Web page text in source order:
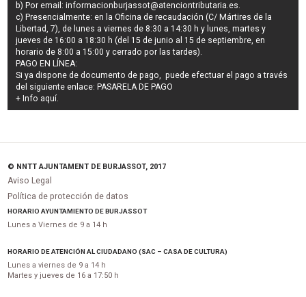
b) Por email:informacionburjassot@atenciontributaria.es.
c) Presencialmente: en la Oficina de recaudación (C/ Mártires de la
Libertad, 7), de lunes a viernes de 8:30 a 14:30 h y lunes, martes y
jueves de 16:00 a 18:30 h (del 15 de junio al 15 de septiembre, en
horario de 8:00 a 15:00 y cerrado por las tardes).
PAGO EN LÍNEA:
Si ya dispone de documento de pago, puede efectuar el pago a través
del siguiente enlace: PASARELA DE PAGO
+ Info aquí.
© NNTT AJUNTAMENT DE BURJASSOT, 2017
Aviso Legal
Política de protección de datos
HORARIO AYUNTAMIENTO DE BURJASSOT
Lunes a Viernes de 9 a 14 h
HORARIO DE ATENCIÓN AL CIUDADANO (SAC – CASA DE CULTURA)
Lunes a viernes de 9 a 14 h
Martes y jueves de 16 a 17:50 h